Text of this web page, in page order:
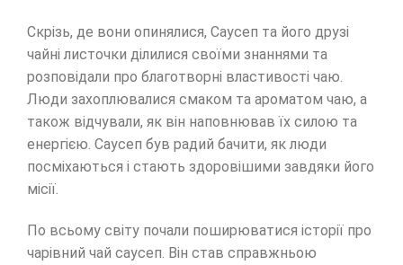
Скрізь, де вони опинялися, Саусеп та його друзі
чайні листочки ділилися своїми знаннями та
розповідали про благотворні властивості чаю.
Люди захоплювалися смаком та ароматом чаю, а
також відчували, як він наповнював їх силою та
енергією. Саусеп був радий бачити, як люди
посміхаються і стають здоровішими завдяки його
місії.
По всьому світу почали поширюватися історії про
чарівний чай саусеп. Він став справжньою